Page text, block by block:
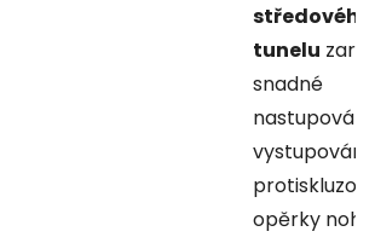
středového
tunelu
snadné
nastupování
vystupování
opěrky